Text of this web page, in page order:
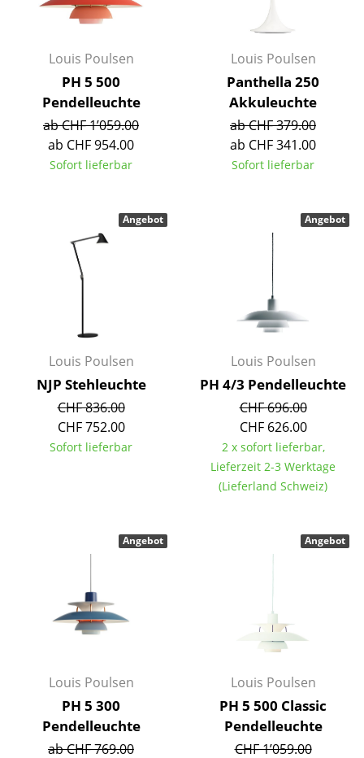
Wandregale
TV Möbel
Beistell- & Rollcontainer
Barmöbel
Garderoben
Einzelteile
... alle Aufbewahrungsmöbel
Hängeleuchten & Deckenleuchten
Schreibtischleuchten
Stehleuchten & Leseleuchten
Outdoor-Leuchten
... alle Leuchten
Doppelbetten
Einzelbetten
Louis Poulsen
PH 5 500
Pendelleuchte
ab CHF 1’059.00
ab CHF 954.00
Sofort lieferbar
Louis Poulsen
Panthella 250
Akkuleuchte
ab CHF 379.00
ab CHF 341.00
Sofort lieferbar
Louis Poulsen
NJP Stehleuchte
CHF 836.00
CHF 752.00
Sofort lieferbar
Angebot
Louis Poulsen
PH 4/3 Pendelleuchte
CHF 696.00
CHF 626.00
2 x sofort lieferbar,
Lieferzeit 2-3 Werktage
(Lieferland Schweiz)
Angebot
Louis Poulsen
PH 5 300
Pendelleuchte
ab CHF 769.00
Angebot
Louis Poulsen
PH 5 500 Classic
Pendelleuchte
CHF 1’059.00
Angebot